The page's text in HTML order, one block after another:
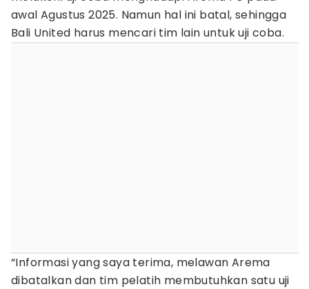
awal Agustus 2025. Namun hal ini batal, sehingga
Bali United harus mencari tim lain untuk uji coba.
“Informasi yang saya terima, melawan Arema
dibatalkan dan tim pelatih membutuhkan satu uji